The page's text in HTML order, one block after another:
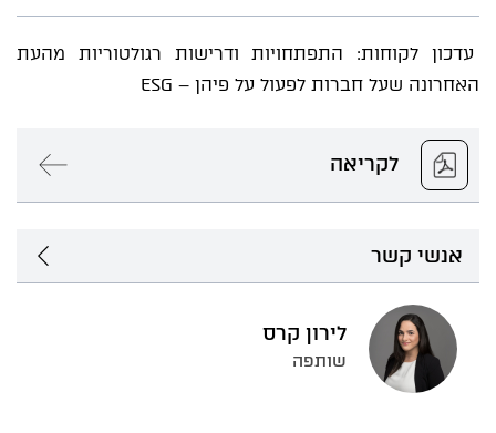
עדכון לקוחות: התפתחויות ודרישות רגולטוריות מהעת
האחרונה שעל חברות לפעול על פיהן – ESG
לקריאה
אנשי קשר
לירון קרס
שותפה